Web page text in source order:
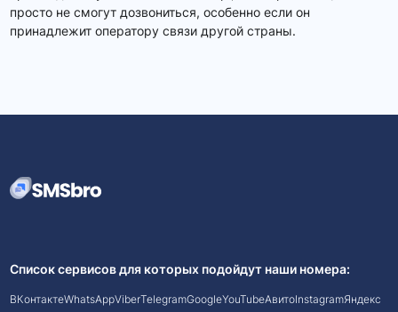
просто не смогут дозвониться, особенно если он
принадлежит оператору связи другой страны.
Список сервисов для которых подойдут наши номера:
ВКонтактеWhatsAppViberTelegramGoogleYouTubeАвитоInstagramЯндекс